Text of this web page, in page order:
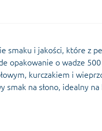
smaku i jakości, które z
opakowanie o wadze
kurczakiem i
na słono, idealny na